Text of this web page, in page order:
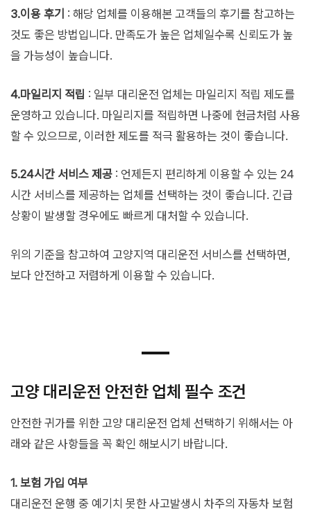
3.이용 후기 : 해당 업체를 이용해본 고객들의 후기를 참고하는
것도 좋은 방법입니다. 만족도가 높은 업체일수록 신뢰도가 높
을 가능성이 높습니다.
4.마일리지 적립 : 일부 대리운전 업체는 마일리지 적립 제도를
운영하고 있습니다. 마일리지를 적립하면 나중에 현금처럼 사용
할 수 있으므로, 이러한 제도를 적극 활용하는 것이 좋습니다.
5.24시간 서비스 제공 : 언제든지 편리하게 이용할 수 있는 24
시간 서비스를 제공하는 업체를 선택하는 것이 좋습니다. 긴급
상황이 발생할 경우에도 빠르게 대처할 수 있습니다.
위의 기준을 참고하여 고양지역 대리운전 서비스를 선택하면,
보다 안전하고 저렴하게 이용할 수 있습니다.
고양 대리운전 안전한 업체 필수 조건
안전한 귀가를 위한 고양 대리운전 업체 선택하기 위해서는 아
래와 같은 사항들을 꼭 확인 해보시기 바랍니다.
1. 보험 가입 여부
대리운전 운행 중 예기치 못한 사고발생시 차주의 자동차 보험